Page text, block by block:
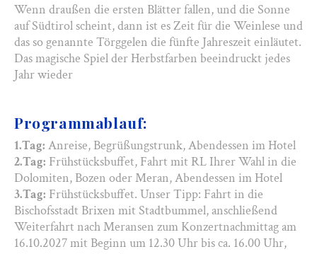
Wenn draußen die ersten Blätter fallen, und die Sonne
auf Südtirol scheint, dann ist es Zeit für die Weinlese und
das so genannte Törggelen die fünfte Jahreszeit einläutet.
Das magische Spiel der Herbstfarben beeindruckt jedes
Jahr wieder
Programmablauf:
1.Tag: Anreise, Begrüßungstrunk, Abendessen im Hotel
2.Tag: Frühstücksbuffet, Fahrt mit RL Ihrer Wahl in die
Dolomiten, Bozen oder Meran, Abendessen im Hotel
3.Tag: Frühstücksbuffet. Unser Tipp: Fahrt in die
Bischofsstadt Brixen mit Stadtbummel, anschließend
Weiterfahrt nach Meransen zum Konzertnachmittag am
16.10.2027 mit Beginn um 12.30 Uhr bis ca. 16.00 Uhr,